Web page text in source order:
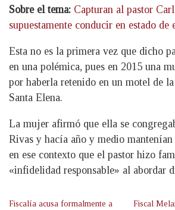
Sobre el tema: Capturan al pastor
supuestamente conducir en estado de
Esta no es la primera vez que dicho
en una polémica, pues en 2015 una
por haberla retenido en un motel de
Santa Elena.
La mujer afirmó que ella se
Rivas y hacía año y medio
en ese contexto que el pastor hizo
«infidelidad responsable» al abordar
Fiscalía acusa formalmente a
Fiscal